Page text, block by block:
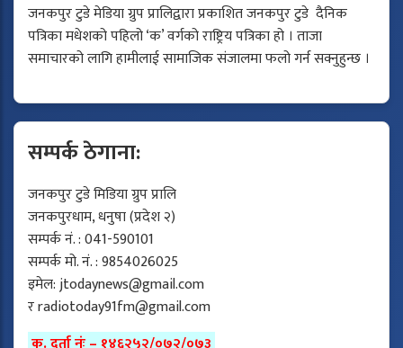
जनकपुर टुडे मेडिया ग्रुप प्रालिद्वारा प्रकाशित जनकपुर टुडे दैनिक
पत्रिका मधेशको पहिलो ‘क’ वर्गको राष्ट्रिय पत्रिका हो । ताजा
समाचारको लागि हामीलाई सामाजिक संजालमा फलो गर्न सक्नुहुन्छ ।
सम्पर्क ठेगाना:
जनकपुर टुडे मिडिया ग्रुप प्रालि
जनकपुरधाम, धनुषा (प्रदेश २)
सम्पर्क नं. : 041-590101
सम्पर्क मो. नं. : 9854026025
इमेल:jtodaynews@gmail.com
रradiotoday91fm@gmail.com